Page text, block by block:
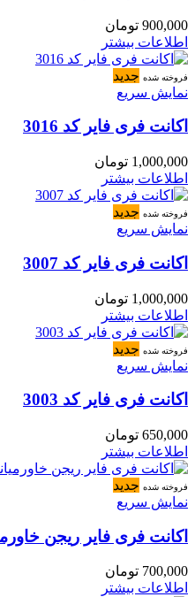
900,000 تومان
اطلاعات بیشتر
فروخته شده جدید
نمایش سریع
اکانت فری فایر کد 3016
1,000,000 تومان
اطلاعات بیشتر
فروخته شده جدید
نمایش سریع
اکانت فری فایر کد 3007
1,000,000 تومان
اطلاعات بیشتر
فروخته شده جدید
نمایش سریع
اکانت فری فایر کد 3003
650,000 تومان
اطلاعات بیشتر
فروخته شده جدید
نمایش سریع
اکانت فری فایر ریجن
700,000 تومان
اطلاعات بیشتر